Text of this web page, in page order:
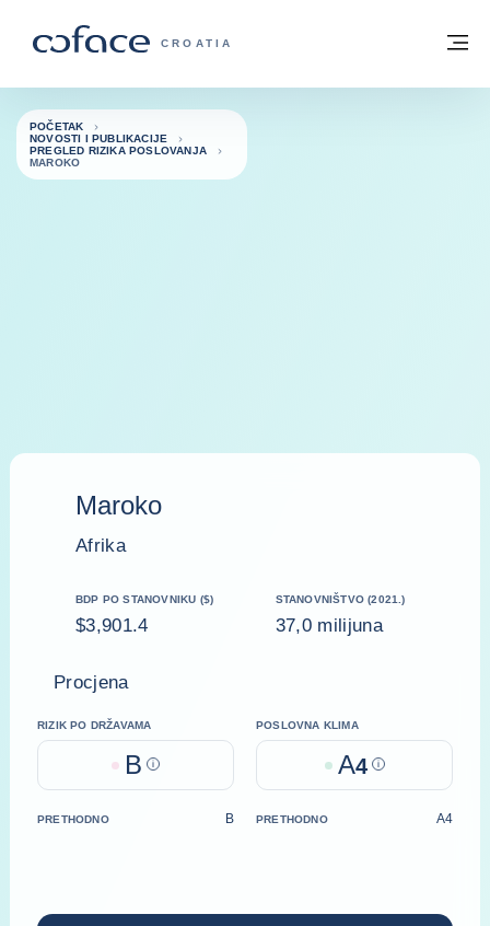
COFACE FOR TRADE - POČETNA
CROATIA
Povratak na početnu stranicu
POČETAK
NOVOSTI I PUBLIKACIJE
PREGLED RIZIKA POSLOVANJA
MAROKO
Maroko
Afrika
BDP PO STANOVNIKU ($)
$3,901.4
STANOVNIŠTVO (2021.)
37,0 milijuna
Procjena
RIZIK PO DRŽAVAMA
B Help
POSLOVNA KLIMA
A4 Help
PRETHODNO B PRETHODNO A4